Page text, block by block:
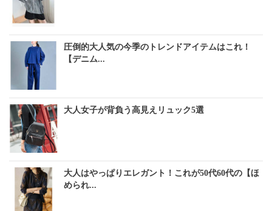
圧倒的大人気の今季のトレンドアイテムはこれ！
【デニム...
大人女子が背負う高見えリュック5選
大人はやっぱりエレガント！これが50代60代の【ほ
められ...